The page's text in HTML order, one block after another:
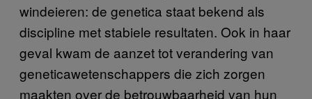
windeieren: de genetica staat bekend als
discipline met stabiele resultaten. Ook in haar
geval kwam de aanzet tot verandering van
geneticawetenschappers die zich zorgen
maakten over de betrouwbaarheid van hun